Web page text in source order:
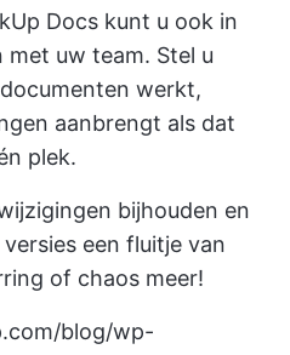
Docs kunt u ook in
met uw team. Stel u
werkt,
aanbrengt als dat
plek.
bijhouden en
een fluitje van
of chaos meer!
blog/wp-